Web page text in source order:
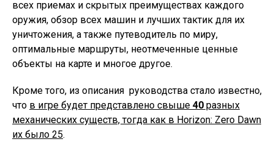
всех приемах и скрытых преимуществах каждого
оружия, обзор всех машин и лучших тактик для их
уничтожения, а также путеводитель по миру,
оптимальные маршруты, неотмеченные ценные
объекты на карте и многое другое.
Кроме того, из описания руководства стало известно,
что в игре будет представлено свыше 40 разных
механических существ, тогда как в Horizon: Zero Dawn
их было 25.